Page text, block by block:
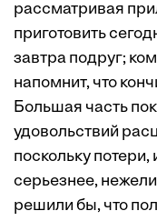
рассматривая
приготовить
завтра подруг;
напомнит, что
Большая часть
удовольствий
поскольку
серьезнее,
решили бы, что